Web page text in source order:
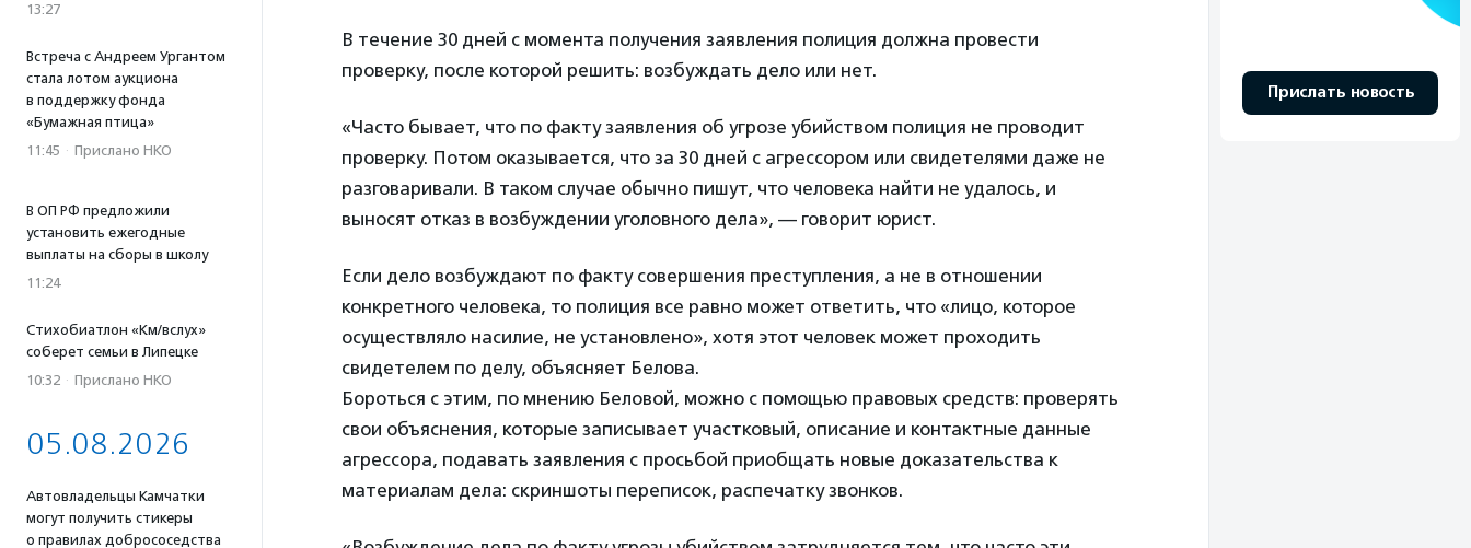
13:27
Встреча с Андреем Ургантом
стала лотом аукциона
в поддержку фонда
«Бумажная птица»
11:45 · Прислано НКО
В ОП РФ предложили
установить ежегодные
выплаты на сборы в школу
11:24
Стихобиатлон «Км/вслух»
соберет семьи в Липецке
10:32 · Прислано НКО
05.08.2026
Автовладельцы Камчатки
могут получить стикеры
о правилах добрососедства
В течение 30 дней с момента получения заявления полиция должна провести
проверку, после которой решить: возбуждать дело или нет.
«Часто бывает, что по факту заявления об угрозе убийством полиция не проводит
проверку. Потом оказывается, что за 30 дней с агрессором или свидетелями даже не
разговаривали. В таком случае обычно пишут, что человека найти не удалось, и
выносят отказ в возбуждении уголовного дела», — говорит юрист.
Если дело возбуждают по факту совершения преступления, а не в отношении
конкретного человека, то полиция все равно может ответить, что «лицо, которое
осуществляло насилие, не установлено», хотя этот человек может проходить
свидетелем по делу, объясняет Белова.
Бороться с этим, по мнению Беловой, можно с помощью правовых средств: проверять
свои объяснения, которые записывает участковый, описание и контактные данные
агрессора, подавать заявления с просьбой приобщать новые доказательства к
материалам дела: скриншоты переписок, распечатку звонков.
Прислать новость